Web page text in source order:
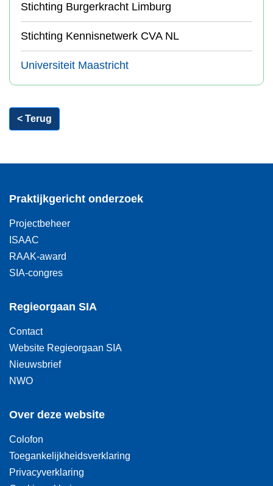
Stichting Burgerkracht Limburg
Stichting Kennisnetwerk CVA NL
Universiteit Maastricht
< Terug
Praktijkgericht onderzoek
Projectbeheer
ISAAC
RAAK-award
SIA-congres
Regieorgaan SIA
Contact
Website Regieorgaan SIA
Nieuwsbrief
NWO
Over deze website
Colofon
Toegankelijkheidsverklaring
Privacyverklaring